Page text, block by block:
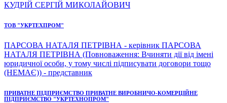
КУДРІЙ СЕРГІЙ МИКОЛАЙОВИЧ
ТОВ "УКРТЕХПРОМ"
ПАРСОВА НАТАЛЯ ПЕТРІВНА - керівник ПАРСОВА
НАТАЛЯ ПЕТРІВНА (Повноваження: Вчиняти дії від імені
юридичної особи, у тому числі підписувати договори тощо
(НЕМАЄ)) - представник
ПРИВАТНЕ ПІДПРИЄМСТВО ПРИВАТНЕ ВИРОБНИЧО-КОМЕРЦІЙНЕ
ПІДПРИЄМСТВО "УКРТЕХНОПРОМ"